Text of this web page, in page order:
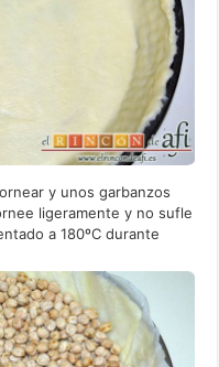
y unos garbanzos
ligeramente y no sufle
a 180ºC durante